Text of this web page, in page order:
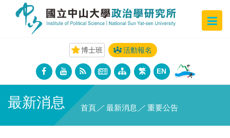
博士班 活動報名
繁 EN
最新消息 首頁 ／ 最新消息 ／ 重要公告